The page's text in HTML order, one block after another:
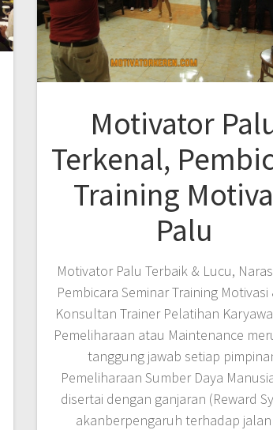
Motivator
Terkenal,
Training
Palu
Motivator Palu Terbaik & Lucu,
Pembicara Seminar Training Motivasi
Konsultan Trainer Pelatihan
Pemeliharaan atau Maintenance
tanggung jawab setiap
Pemeliharaan Sumber Daya
disertai dengan ganjaran (Reward
akanberpengaruh terhadap